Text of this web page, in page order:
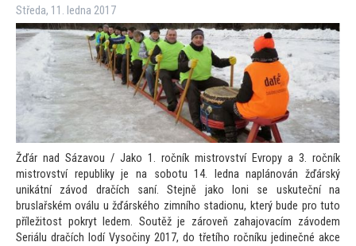
Středa, 11. ledna 2017
Žďár nad Sázavou / Jako 1. ročník mistrovství Evropy a 3. ročník
mistrovství republiky je na sobotu 14. ledna naplánován žďárský
unikátní závod dračích saní. Stejně jako loni se uskuteční na
bruslařském oválu u žďárského zimního stadionu, který bude pro tuto
příležitost pokryt ledem. Soutěž je zároveň zahajovacím závodem
Seriálu dračích lodí Vysočiny 2017, do třetího ročníku jedinečné akce